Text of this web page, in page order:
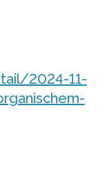
2024-11-